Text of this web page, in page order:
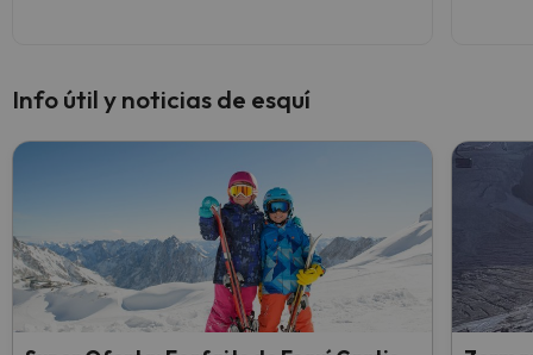
Info útil y noticias de esquí